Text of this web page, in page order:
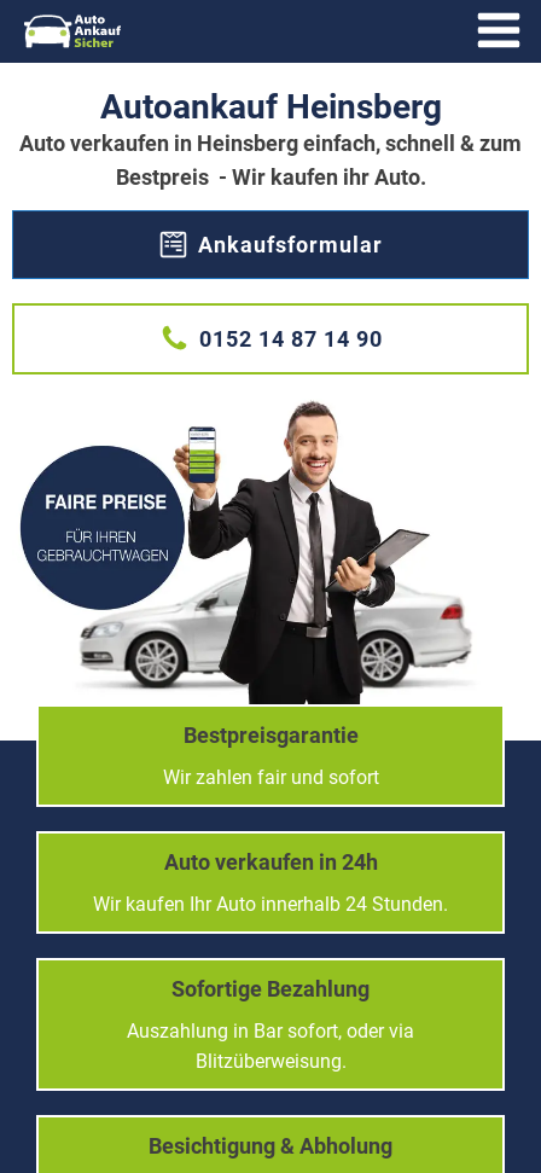
Autoankauf Heinsberg
Auto verkaufen in Heinsberg einfach, schnell & zum
Bestpreis - Wir kaufen ihr Auto.
Ankaufsformular
0152 14 87 14 90
Bestpreisgarantie
Wir zahlen fair und sofort
Auto verkaufen in 24h
Wir kaufen Ihr Auto innerhalb 24 Stunden.
Sofortige Bezahlung
Auszahlung in Bar sofort, oder via
Blitzüberweisung.
Besichtigung & Abholung